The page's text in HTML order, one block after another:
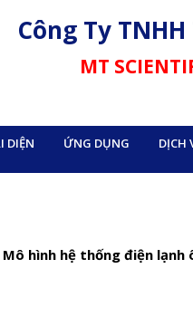
Công Ty
MT
DIỆN ỨNG DỤNG DỊCH
Mô hình hệ thống điện